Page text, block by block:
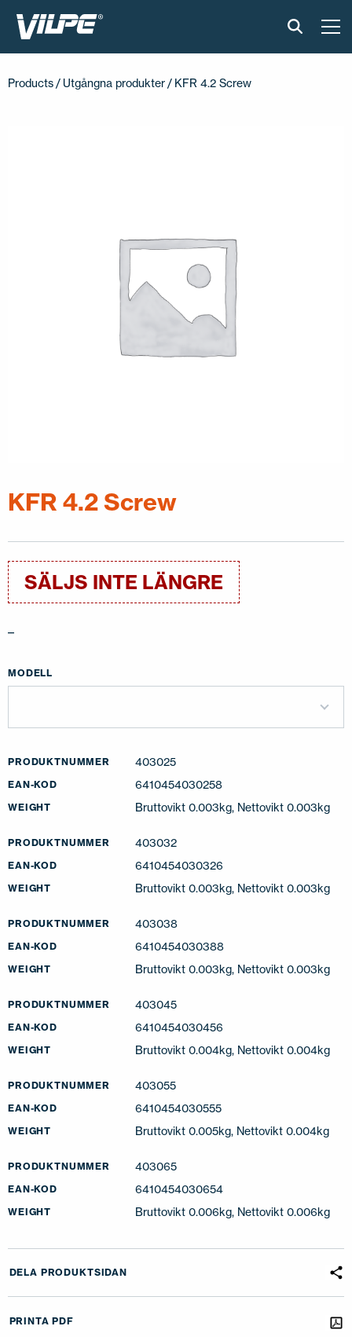
Products / Utgångna produkter / KFR 4.2 Screw
KFR 4.2 Screw
SÄLJS INTE LÄNGRE
–
MODELL
PRODUKTNUMMER 403025
EAN-KOD 6410454030258
WEIGHT Bruttovikt 0.003kg, Nettovikt 0.003kg
PRODUKTNUMMER 403032
EAN-KOD 6410454030326
WEIGHT Bruttovikt 0.003kg, Nettovikt 0.003kg
PRODUKTNUMMER 403038
EAN-KOD 6410454030388
WEIGHT Bruttovikt 0.003kg, Nettovikt 0.003kg
PRODUKTNUMMER 403045
EAN-KOD 6410454030456
WEIGHT Bruttovikt 0.004kg, Nettovikt 0.004kg
PRODUKTNUMMER 403055
EAN-KOD 6410454030555
WEIGHT Bruttovikt 0.005kg, Nettovikt 0.004kg
PRODUKTNUMMER 403065
EAN-KOD 6410454030654
WEIGHT Bruttovikt 0.006kg, Nettovikt 0.006kg
DELA PRODUKTSIDAN
PRINTA PDF